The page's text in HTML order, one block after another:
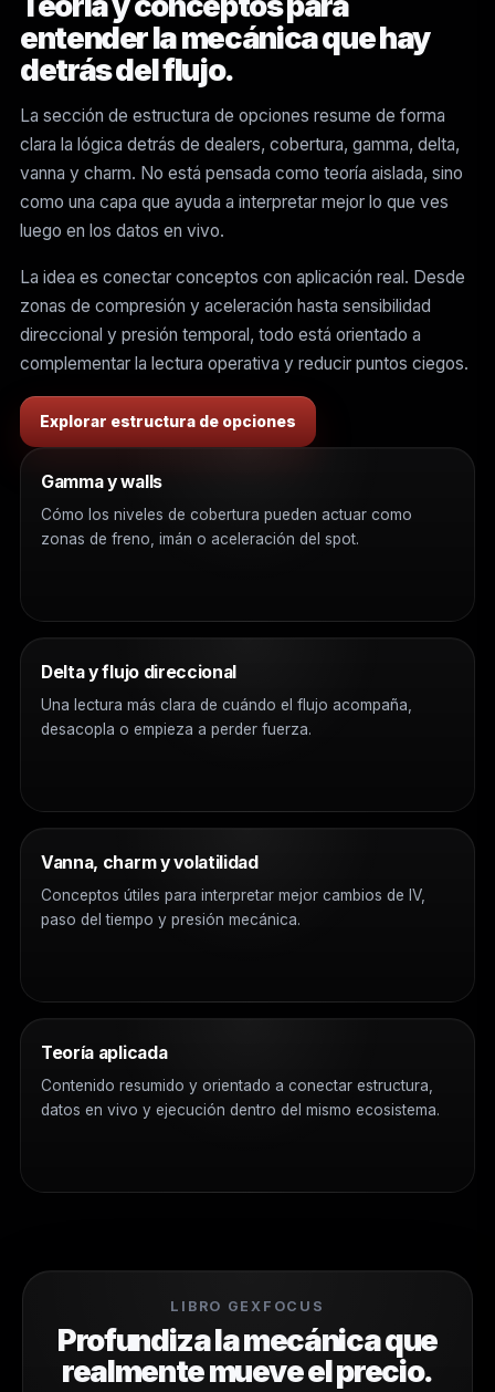
entender la mecánica que hay
detrás del flujo.
La sección de estructura de opciones resume de forma
clara la lógica detrás de dealers, cobertura, gamma, delta,
vanna y charm. No está pensada como teoría aislada, sino
como una capa que ayuda a interpretar mejor lo que ves
luego en los datos en vivo.
La idea es conectar conceptos con aplicación real. Desde
zonas de compresión y aceleración hasta sensibilidad
direccional y presión temporal, todo está orientado a
complementar la lectura operativa y reducir puntos ciegos.
Explorar estructura de opciones
Gamma y walls
Cómo los niveles de cobertura pueden actuar como
zonas de freno, imán o aceleración del spot.
Delta y flujo direccional
Una lectura más clara de cuándo el flujo acompaña,
desacopla o empieza a perder fuerza.
Vanna, charm y volatilidad
Conceptos útiles para interpretar mejor cambios de IV,
paso del tiempo y presión mecánica.
Teoría aplicada
Contenido resumido y orientado a conectar estructura,
datos en vivo y ejecución dentro del mismo ecosistema.
LIBRO GEXFOCUS
Profundiza la mecánica que
realmente mueve el precio.